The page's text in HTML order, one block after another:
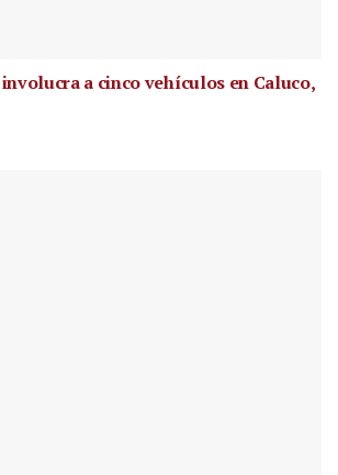
a cinco vehículos en Caluco,